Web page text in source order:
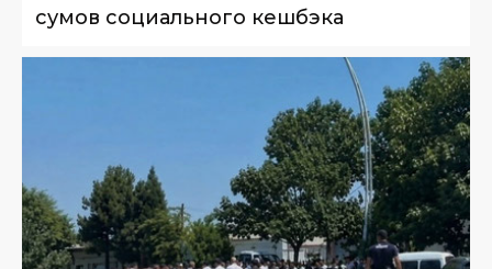
сумов социального кешбэка